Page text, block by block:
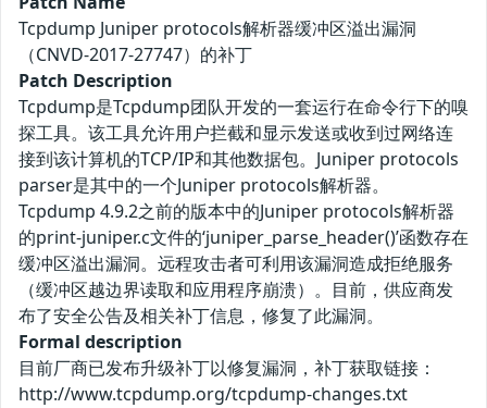
Tcpdump Juniper protocols解析器缓冲区溢出漏洞
（CNVD-2017-27747）的补丁
Patch Description
Tcpdump是Tcpdump团队开发的一套运行在命令行下的嗅
探工具。该工具允许用户拦截和显示发送或收到过网络连
接到该计算机的TCP/IP和其他数据包。Juniper protocols
parser是其中的一个Juniper protocols解析器。
Tcpdump 4.9.2之前的版本中的Juniper protocols解析器
的print-juniper.c文件的‘juniper_parse_header()’函数存在
缓冲区溢出漏洞。远程攻击者可利用该漏洞造成拒绝服务
（缓冲区越边界读取和应用程序崩溃）。目前，供应商发
布了安全公告及相关补丁信息，修复了此漏洞。
Formal description
目前厂商已发布升级补丁以修复漏洞，补丁获取链接：
http://www.tcpdump.org/tcpdump-changes.txt